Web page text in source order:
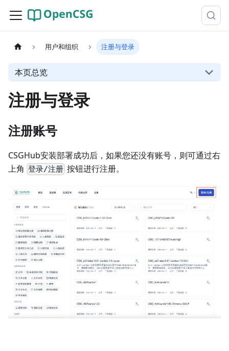
用户和组织 注册与登录
本页总览
注册与登录
注册账号
CSGHub安装部署成功后，如果您还没有账号，则可通过右
上角 登录/注册 按钮进行注册。